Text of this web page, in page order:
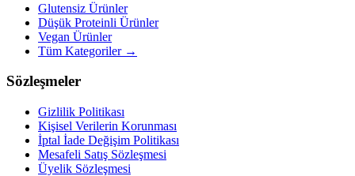
Glutensiz Ürünler
Düşük Proteinli Ürünler
Vegan Ürünler
Tüm Kategoriler →
Sözleşmeler
Gizlilik Politikası
Kişisel Verilerin Korunması
İptal İade Değişim Politikası
Mesafeli Satış Sözleşmesi
Üyelik Sözleşmesi